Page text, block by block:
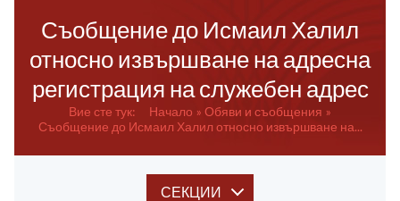
Съобщение до Исмаил Халил
относно извършване на адресна
регистрация на служебен адрес
Вие сте тук: Начало
Обяви и съобщения
Съобщение до Исмаил Халил относно извършване на...
СЕКЦИИ